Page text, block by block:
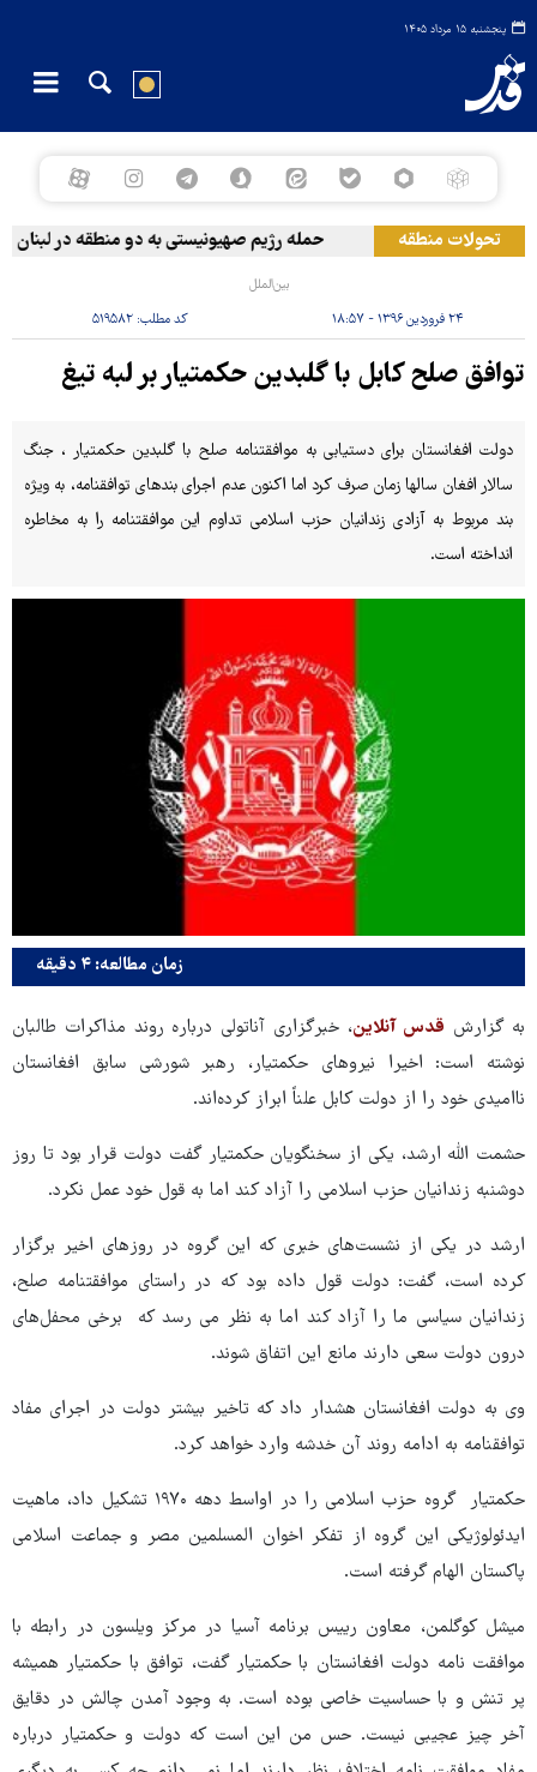
پنجشنبه ۱۵ مرداد ۱۴۰۵
تحولات منطقه حمله رژیم صهیونیستی به دو منطقه در لبنان
بین‌الملل
۲۴ فروردین ۱۳۹۶ - ۱۸:۵۷ کد مطلب: ۵۱۹۵۸۲
توافق صلح کابل با گلبدین حکمتیار بر لبه تیغ
دولت افغانستان برای دستیابی به موافقتنامه صلح با گلبدین حکمتیار ، جنگ
سالار افغان سالها زمان صرف کرد اما اکنون عدم اجرای بندهای توافقنامه، به ویژه
بند مربوط به آزادی زندانیان حزب اسلامی تداوم این موافقتنامه را به مخاطره
انداخته است.
زمان مطالعه: ۴ دقیقه
به گزارش قدس آنلاین، خبرگزاری آناتولی درباره روند مذاکرات طالبان
نوشته است: اخیرا نیروهای حکمتیار، رهبر شورشی سابق افغانستان
ناامیدی خود را از دولت کابل علناً ابراز کرده‌اند.
حشمت الله ارشد، یکی از سخنگویان حکمتیار گفت دولت قرار بود تا روز
دوشنبه زندانیان حزب اسلامی را آزاد کند اما به قول خود عمل نکرد.
ارشد در یکی از نشست‌های خبری که این گروه در روزهای اخیر برگزار
کرده است، گفت: دولت قول داده بود که در راستای موافقتنامه صلح،
زندانیان سیاسی ما را آزاد کند اما به نظر می رسد که برخی محفل‌های
درون دولت سعی دارند مانع این اتفاق شوند.
وی به دولت افغانستان هشدار داد که تاخیر بیشتر دولت در اجرای مفاد
توافقنامه به ادامه روند آن خدشه وارد خواهد کرد.
حکمتیار گروه حزب اسلامی را در اواسط دهه ۱۹۷۰ تشکیل داد، ماهیت
ایدئولوژیکی این گروه از تفکر اخوان المسلمین مصر و جماعت اسلامی
پاکستان الهام گرفته است.
میشل کوگلمن، معاون رییس برنامه آسیا در مرکز ویلسون در رابطه با
موافقت نامه دولت افغانستان با حکمتیار گفت، توافق با حکمتیار همیشه
پر تنش و با حساسیت خاصی بوده است. به وجود آمدن چالش در دقایق
آخر چیز عجیبی نیست. حس من این است که دولت و حکمتیار درباره